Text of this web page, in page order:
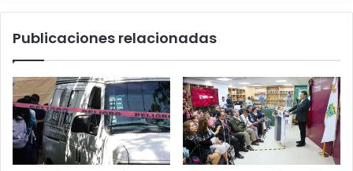
Publicaciones relacionadas